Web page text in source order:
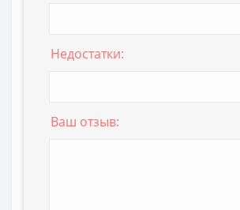
Недостатки:
Ваш отзыв: